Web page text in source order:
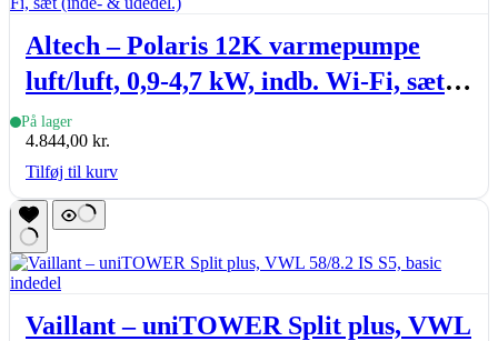
Altech – Polaris 12K varmepumpe
luft/luft, 0,9-4,7 kW, indb. Wi-Fi, sæt
(inde- & udedel.)
På lager
4.844,00 kr.
Tilføj til kurv
Vaillant – uniTOWER Split plus, VWL